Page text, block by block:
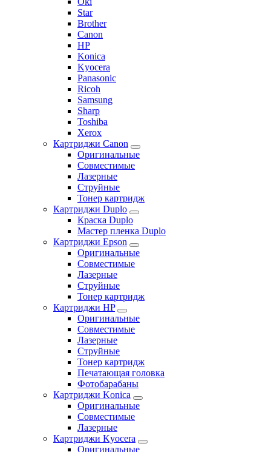
Star
Brother
Canon
HP
Konica
Kyocera
Panasonic
Ricoh
Samsung
Sharp
Toshiba
Xerox
Картриджи Canon
Оригинальные
Совместимые
Лазерные
Струйные
Тонер картридж
Картриджи Duplo
Краска Duplo
Мастер пленка Duplo
Картриджи Epson
Оригинальные
Совместимые
Лазерные
Струйные
Тонер картридж
Картриджи HP
Оригинальные
Совместимые
Лазерные
Струйные
Тонер картридж
Печатающая головка
Фотобарабаны
Картриджи Konica
Оригинальные
Совместимые
Лазерные
Картриджи Kyocera
Оригинальные